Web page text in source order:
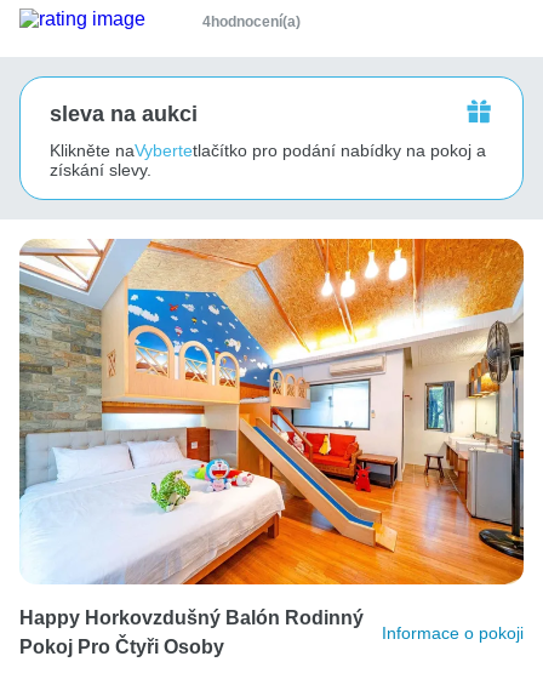
4hodnocení(a)
sleva na aukci
Klikněte naVybertetlačítko pro podání nabídky na pokoj a
získání slevy.
Happy Horkovzdušný Balón Rodinný
Pokoj Pro Čtyři Osoby
Informace o pokoji